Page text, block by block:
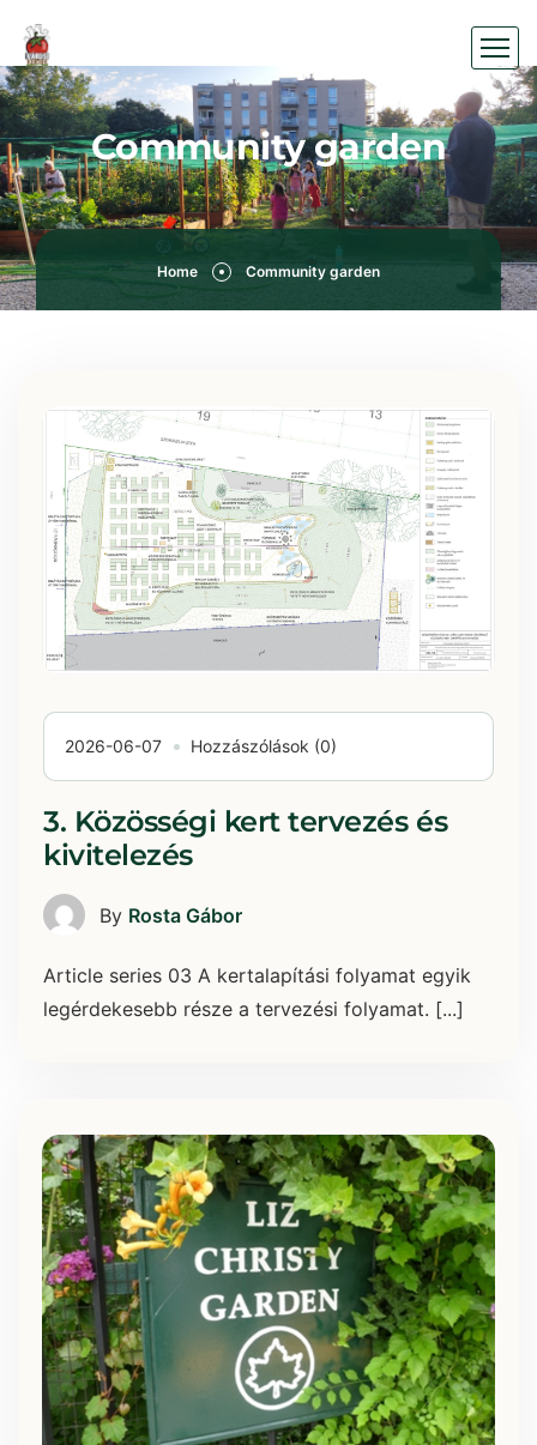
Community garden
Home Community garden
2026-06-07 Hozzászólások (0)
3. Közösségi kert tervezés és
kivitelezés
By Rosta Gábor
Article series 03 A kertalapítási folyamat egyik
legérdekesebb része a tervezési folyamat. [...]